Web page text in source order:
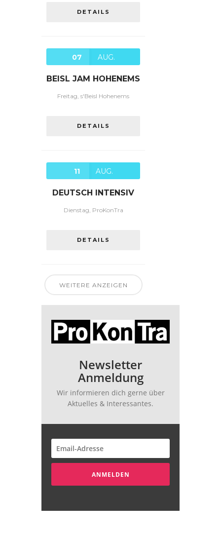
DETAILS
07 AUG.
BEISL JAM HOHENEMS
Freitag, s'Beisl Hohenems
DETAILS
11 AUG.
DEUTSCH INTENSIV
Dienstag, ProKonTra
DETAILS
WEITERE ANZEIGEN
Newsletter
Anmeldung
Wir informieren dich gerne über
Aktuelles & Interessantes.
ANMELDEN